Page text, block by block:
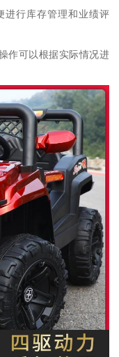
进行库存管理和业绩评
作可以根据实际情况进